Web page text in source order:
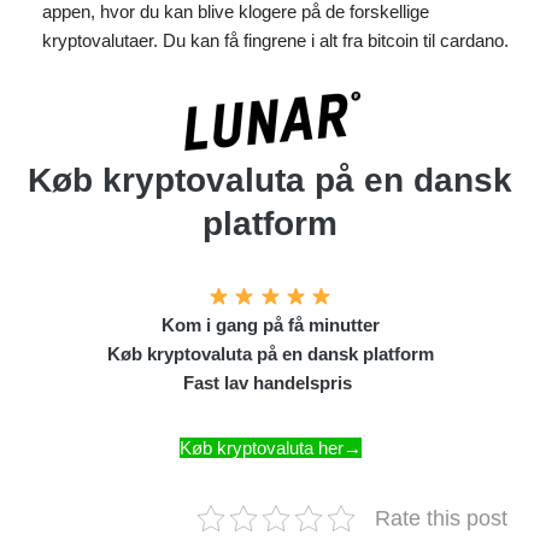
appen, hvor du kan blive klogere på de forskellige
kryptovalutaer. Du kan få fingrene i alt fra bitcoin til cardano.
Køb kryptovaluta på en dansk
platform
Kom i gang på få minutter
Køb kryptovaluta på en dansk platform
Fast lav handelspris
Køb kryptovaluta her→
Rate this post